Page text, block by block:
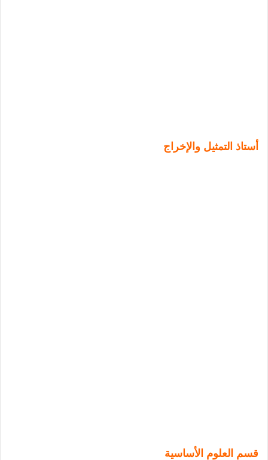
أستاذ التمثيل والإخراج
قسم العلوم الأساسية